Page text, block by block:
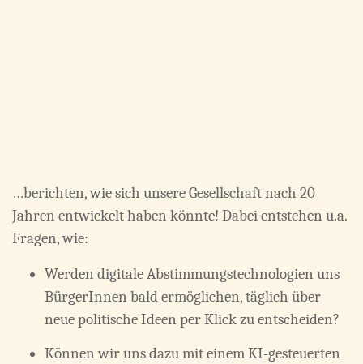
…berichten, wie sich unsere Gesellschaft nach 20
Jahren entwickelt haben könnte! Dabei entstehen u.a.
Fragen, wie:
Werden digitale Abstimmungstechnologien uns
BürgerInnen bald ermöglichen, täglich über
neue politische Ideen per Klick zu entscheiden?
Können wir uns dazu mit einem KI-gesteuerten